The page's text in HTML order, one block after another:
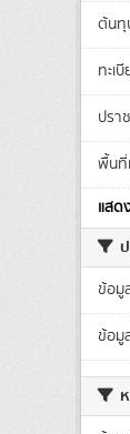
ต้นทุ
ทะเ
ปร
พื้นที่
แสด
ข้อมู
ข้อมู